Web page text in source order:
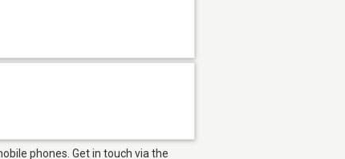
phones. Get in touch via the